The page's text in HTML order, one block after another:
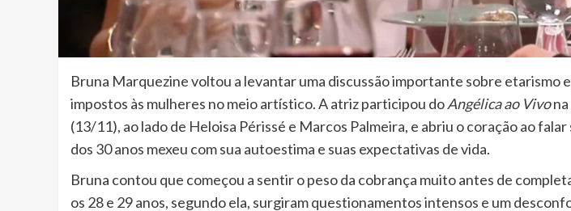
Bruna Marquezine voltou a levantar uma discussão importante sobre etarismo
impostos às mulheres no meio artístico. A atriz participou doAngélica ao Vivona
(13/11), ao lado de Heloisa Périssé e Marcos Palmeira, e abriu o coração ao
dos 30 anos mexeu com sua autoestima e suas expectativas de vida.
Bruna contou que começou a sentir o peso da cobrança muito antes de
os 28 e 29 anos, segundo ela, surgiram questionamentos intensos e um